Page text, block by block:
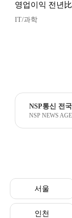
영업이익 전년比
IT/과학
NSP통신 전
NSP NEWS
서울
인천